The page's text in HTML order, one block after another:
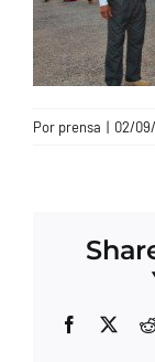
Por prensa | 02/
Facebook
X